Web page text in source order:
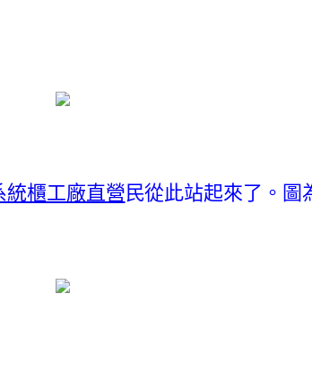
統櫃工廠直營民從此站起來了。圖